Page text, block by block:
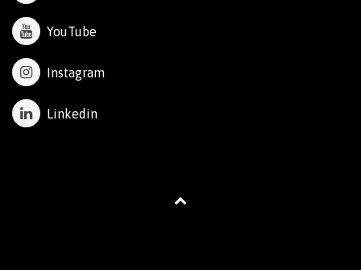
YouTube
Instagram
Linkedin